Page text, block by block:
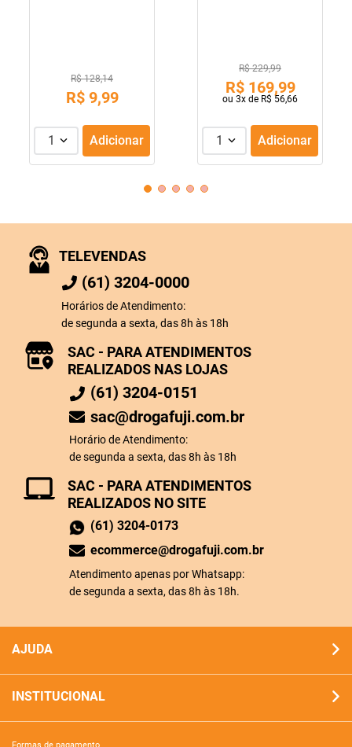
R$ 128,14
R$ 9,99
1 Adicionar
R$ 229,99
R$ 169,99
ou 3x de R$ 56,66
1 Adicionar
TELEVENDAS
(61) 3204-0000
Horários de Atendimento:
de segunda a sexta, das 8h às 18h
SAC - PARA ATENDIMENTOS
REALIZADOS NO SITE
(61) 3204-0173
ecommerce@drogafuji.com.br
Atendimento apenas por Whatsapp:
de segunda a sexta, das 8h às 18h.
SAC - PARA ATENDIMENTOS
REALIZADOS NAS LOJAS
(61) 3204-0151
sac@drogafuji.com.br
Horário de Atendimento:
de segunda a sexta, das 8h às 18h
AJUDA
INSTITUCIONAL